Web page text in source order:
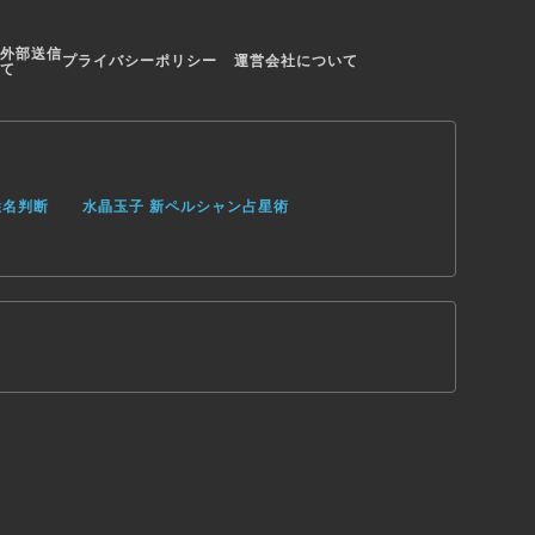
部送信プライバシーポリシー 運営会社について
判断
水晶玉子 新ペルシャン占星術